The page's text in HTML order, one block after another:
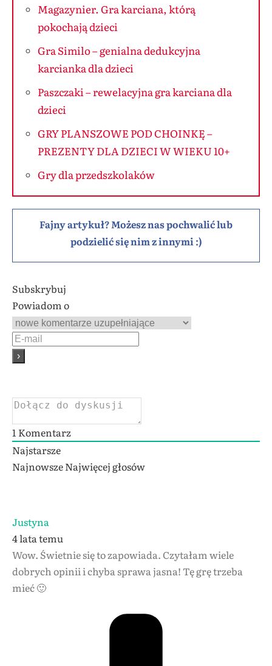
Magazynier. Gra karciana, którą
pokochają dzieci
Gra Similo – genialna dedukcyjna
karcianka dla dzieci
Paszczaki – rewelacyjna gra karciana dla
dzieci
GRY PLANSZOWE POD CHOINKĘ –
PREZENTY DLA DZIECI W WIEKU 10+
Gry dla przedszkolaków
Fajny artykuł? Możesz nas pochwalić lub
podzielić się nim z innymi :)
Subskrybuj
Powiadom o
1 Komentarz
Najstarsze
NajnowszeNajwięcej głosów
Justyna
4 lata temu
Wow. Świetnie się to zapowiada. Czytałam wiele
dobrych opinii i chyba sprawa jasna! Tę grę trzeba
mieć 🙂